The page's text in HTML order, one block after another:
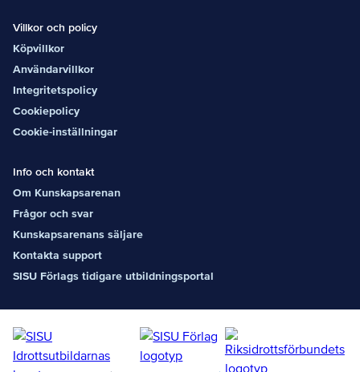
Villkor och policy
Köpvillkor
Användarvillkor
Integritetspolicy
Cookiepolicy
Cookie-inställningar
Info och kontakt
Om Kunskapsarenan
Frågor och svar
Kunskapsarenans säljare
Kontakta support
SISU Förlags tidigare utbildningsportal